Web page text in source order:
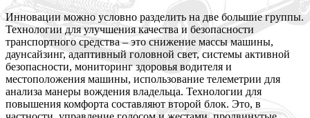
Инновации можно условно разделить на две большие группы.
Технологии для улучшения качества и безопасности
транспортного средства – это снижение массы машины,
даунсайзинг, адаптивный головной свет, системы активной
безопасности, мониторинг здоровья водителя и
местоположения машины, использование телеметрии для
анализа манеры вождения владельца. Технологии для
повышения комфорта составляют второй блок. Это, в